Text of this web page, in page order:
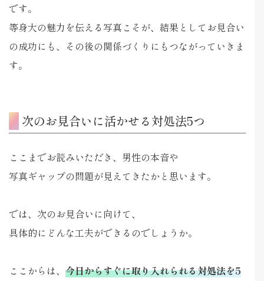
です。
等身大の魅力を伝える写真こそが、結果としてお見合い
の成功にも、その後の関係づくりにもつながっていきま
す。
次のお見合いに活かせる対処法5つ
ここまでお読みいただき、男性の本音や
写真ギャップの問題が見えてきたかと思います。
では、次のお見合いに向けて、
具体的にどんな工夫ができるのでしょうか。
ここからは、 今日からすぐに取り入れられる対処法を5